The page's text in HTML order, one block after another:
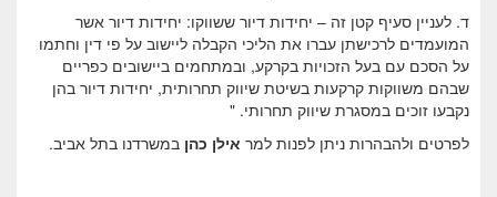
ד. לעניין סעיף קטן זה – יחידות דיור ששווקו: יחידות דיור אשר
המועמדים לרכישתן עברו את הליכי הקבלה ליישוב על פי דין וחתמו
על הסכם עם בעל הזכויות בקרקע, ובמתחמים ביישובים כפריים
שבהם משווקות קרקעות בשיטת שיווק תחרותית, יחידות דיור בהן
נקבעו זוכים במסגרת שיווק תחרותי. "
לפרטים ולהבהרות ניתן לפנות למר אילן כהן במשרדנו בתל אביב.